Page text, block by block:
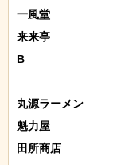
一風堂
来来亭
B
丸源ラーメン
魁力屋
田所商店